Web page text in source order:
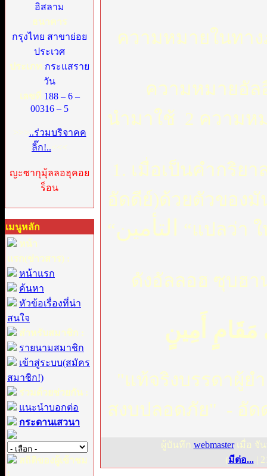
อิสลาม
ธนาคาร
กรุงไทย สาขาย่อย
ประเวศ
ประเภท กระแสราย
วัน
เลขที่ 188 – 6 –
00316 – 5
>>>..ร่วมบริจาคค
ลิ๊ก!..<<<
ญะซากุมุ้ลลอฮุคอย
ร็อน
เมนูหลัก
หน้า
แรก(ข่าวสาร) :
หน้าแรก
ค้นหา
หัวข้อเรื่องที่น่า
สนใจ
สำหรับสมาชิก :
รายนามสมาชิก
เข้าสู่ระบบ(สมัคร
สมาชิก!)
ร่วมด้วยช่วยกัน :
แนะนำบอกต่อ
กระดานเสวนา
สถิติของผู้เข้าชม
:
ความหมายในทา
ความหมายอัลอี
นำมาใช้ 2 ความห
1. เมื่อเป็นคำกริย
อัดดีย์)ด้วยตัวของมั
“التأمين “แปลว่า
ดังอัลลอฮ ซุบฮา
مَقَامٍ أَمِينٍ
"แท้จริงบรรดาผู้ย
สงบปลอดภัย" - อัด
ผู้บันทึก webmasterเมื่อ จัน
(มีต่อ...|